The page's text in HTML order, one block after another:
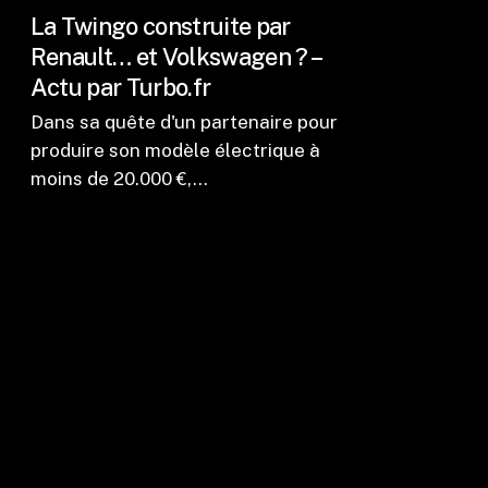
La Twingo construite par
Renault… et Volkswagen ? –
Actu par Turbo.fr
Dans sa quête d'un partenaire pour
produire son modèle électrique à
moins de 20.000 €,…